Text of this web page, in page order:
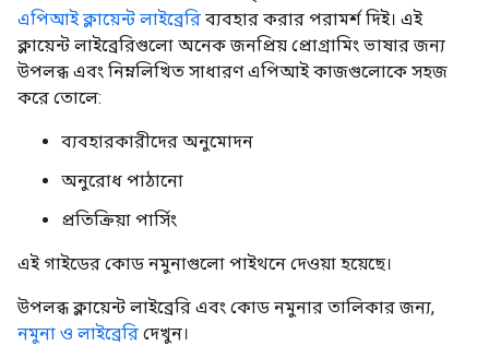
এপিআই ক্লায়েন্ট লাইব্রেরি ব্যবহার করার পরামর্শ দিই। এই
ক্লায়েন্ট লাইব্রেরিগুলো অনেক জনপ্রিয় প্রোগ্রামিং ভাষার জন্য
উপলব্ধ এবং নিম্নলিখিত সাধারণ এপিআই কাজগুলোকে সহজ
করে তোলে:
ব্যবহারকারীদের অনুমোদন
অনুরোধ পাঠানো
প্রতিক্রিয়া পার্সিং
এই গাইডের কোড নমুনাগুলো পাইথনে দেওয়া হয়েছে।
উপলব্ধ ক্লায়েন্ট লাইব্রেরি এবং কোড নমুনার তালিকার জন্য,
নমুনা ও লাইব্রেরি দেখুন।